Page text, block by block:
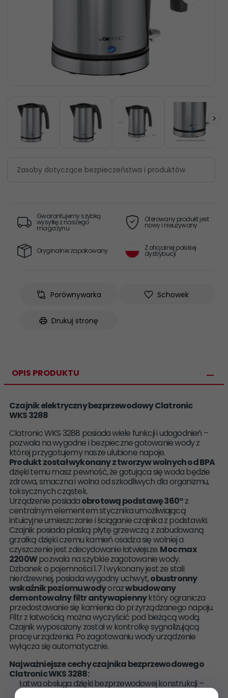
Zasoby dotyczące bezpieczeństwa i produktów
Gwarantujemy szybką
wysyłkę z naszego
magazynu
Oferowany produkt jest
nowy i nieużywany
Oryginalnie zapakowany Z oficjalnej polskiej
dystrybucji
Porównywarka Schowek
Drukuj stronę
OPIS PRODUKTU
Czajnik elektryczny bezprzewodowy Clatronic
WKS 3288
Clatronic WKS 3288 posiada wiele funkcji i udogodnień –
pozwala na wygodne i bezpieczne gotowanie wody z
której przygotujemy nasze ulubione napoje.
Produkt został wykonany z tworzyw wolnych od BPA
dzięki temu masz pewność, że gotująca się woda będzie
zdrowa, smaczna i wolna od szkodliwych dla organizmu,
toksycznych cząstek.
Urządzenie posiadaobrotową podstawę 360°z
centralnym elementem stycznika umożliwiającą
intuicyjne umieszczanie i ściąganie czajnika z podstawki.
Czajnik posiada płaską płytę grzewczą z zabudowaną
grzałką dzięki czemu kamień osadza się wolniej a
czyszczenie jest zdecydowanie łatwiejsze.Moc max
2200Wpozwala na szybkie zagotowanie wody.
Dzbanek o pojemności 1.7 l wykonany jest ze stali
nierdzewnej, posiada wygodny uchwyt,obustronny
wskaźnik poziomu wodyorazwbudowany
demontowalny filtr antywapiennyktóry ogranicza
przedostawanie się kamienia do przyrządzanego napoju.
Filtr z łatwością można wyczyścić pod bieżącą wodą.
Czajnik wyposażony został w kontrolkę sygnalizującą
pracę urządzenia. Po zagotowaniu wody urządzenie
wyłącza się automatycznie.
Najważniejsze cechy czajnika bezprzewodowego
Clatronic WKS 3288:
Łatwa obsługa dzięki bezprzewodowej konstrukcji –